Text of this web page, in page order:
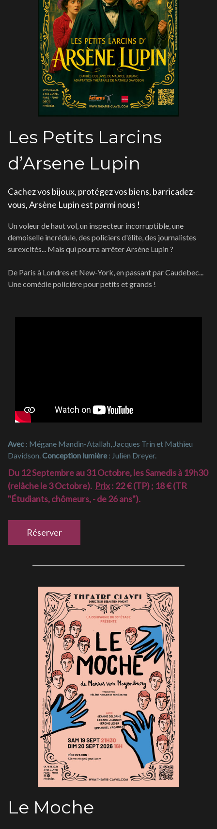
Les Petits Larcins
d’Arsene Lupin
Cachez vos bijoux, protégez vos biens, barricadez-
vous, Arsène Lupin est parmi nous !
Un voleur de haut vol, un inspecteur incorruptible, une
demoiselle incrédule, des policiers d'élite, des journalistes
surexcités... Mais qui pourra arrêter Arsène Lupin ?
De Paris à Londres et New-York, en passant par Caudebec...
Une comédie policière pour petits et grands !
Avec : Mégane Mandin-Atallah, Jacques Trin et Mathieu
Davidson.Conception lumière: Julien Dreyer.
Du 12 Septembre au 31 Octobre, les Samedis à 19h30
(relâche le 3 Octobre). Prix: 22 € (TP) ; 18 € (TR
"Étudiants, chômeurs, - de 26 ans").
Réserver
Le Moche